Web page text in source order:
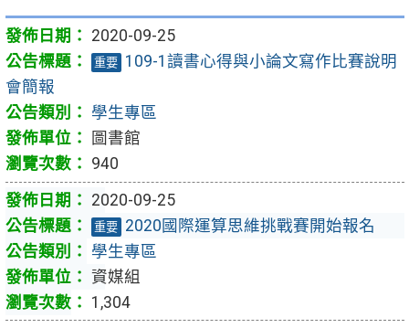
2020-09-25
重要 109-1讀書心得與小論文寫作比賽說明
會簡報
學生專區
圖書館
940
2020-09-25
重要 2020國際運算思維挑戰賽開始報名
學生專區
資媒組
1,304